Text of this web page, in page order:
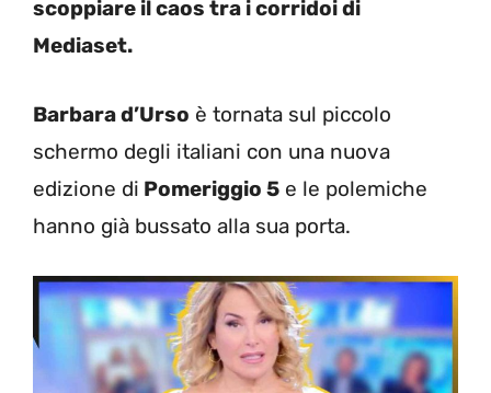
scoppiare il caos tra i corridoi di
Mediaset.
Barbara d’Urso è tornata sul piccolo
schermo degli italiani con una nuova
edizione di Pomeriggio 5 e le polemiche
hanno già bussato alla sua porta.